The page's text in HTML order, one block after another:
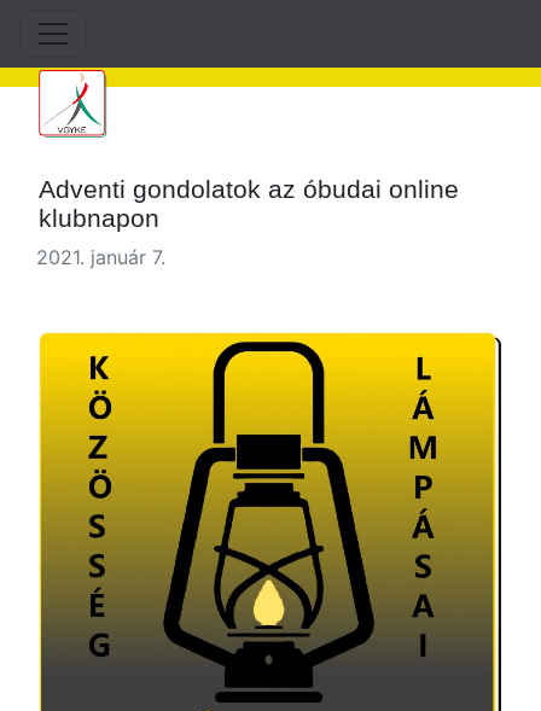
Adventi gondolatok az óbudai online
klubnapon
2021. január 7.